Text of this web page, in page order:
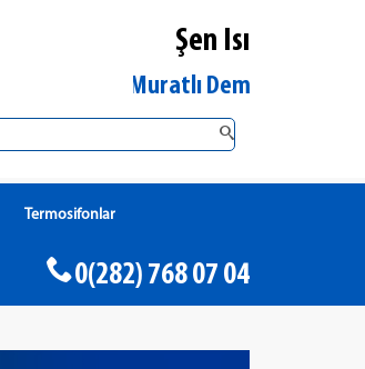
Şen Isı
Tekirdağ Muratlı DemirDöküm Yetkili
Termosifonlar
0(282) 768 07 04